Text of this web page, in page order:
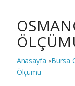
Anasayfa »Bursa
Ölçümü